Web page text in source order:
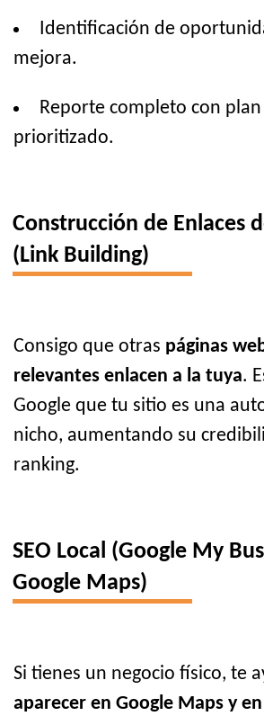
Identificación de
mejora.
Reporte completo con
prioritizado.
Construcción de Enlaces
(Link Building)
Consigo que otras páginas
relevantes enlacen a la tuya.
Google que tu sitio es una
nicho, aumentando su
ranking.
SEO Local (Google My
Google Maps)
Si tienes un negocio físico, te
aparecer en Google Maps y